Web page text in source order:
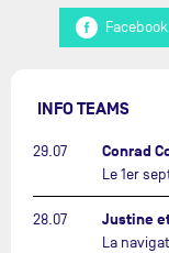
Facebook
INFO TEAMS
29.07
28.07